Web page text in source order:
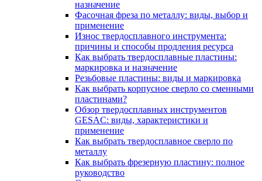
назначение
Фасочная фреза по металлу: виды, выбор и
применение
Износ твердосплавного инструмента:
причины и способы продления ресурса
Как выбрать твердосплавные пластины:
маркировка и назначение
Резьбовые пластины: виды и маркировка
Как выбрать корпусное сверло со сменными
пластинами?
Обзор твердосплавных инструментов
GESAC: виды, характеристики и
применение
Как выбрать твердосплавное сверло по
металлу
Как выбрать фрезерную пластину: полное
руководство